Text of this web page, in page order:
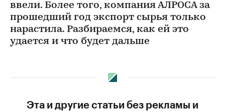
ввели. Более того, компания АЛРОСА за
прошедший год экспорт сырья только
нарастила. Разбираемся, как ей это
удается и что будет дальше
Эта и другие статьи без рекламы и